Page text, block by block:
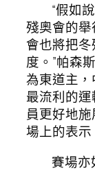
“假如
殘奧會的
會也將把
度。”帕森
為東道主，
最流利的
員更好地
場上的表示
賽場亦